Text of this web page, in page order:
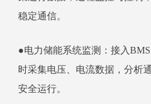
稳定通信。
●电力储能系统监测：接入
时采集电压、电流数据，分析
安全运行。